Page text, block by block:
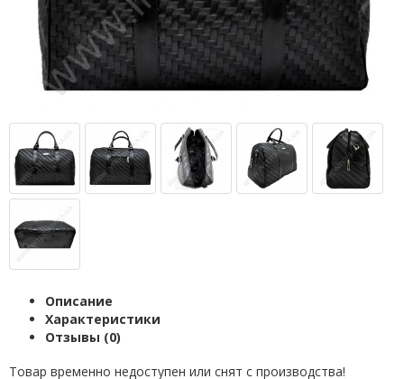
Описание
Характеристики
Отзывы (0)
Товар временно недоступен или снят с производства!